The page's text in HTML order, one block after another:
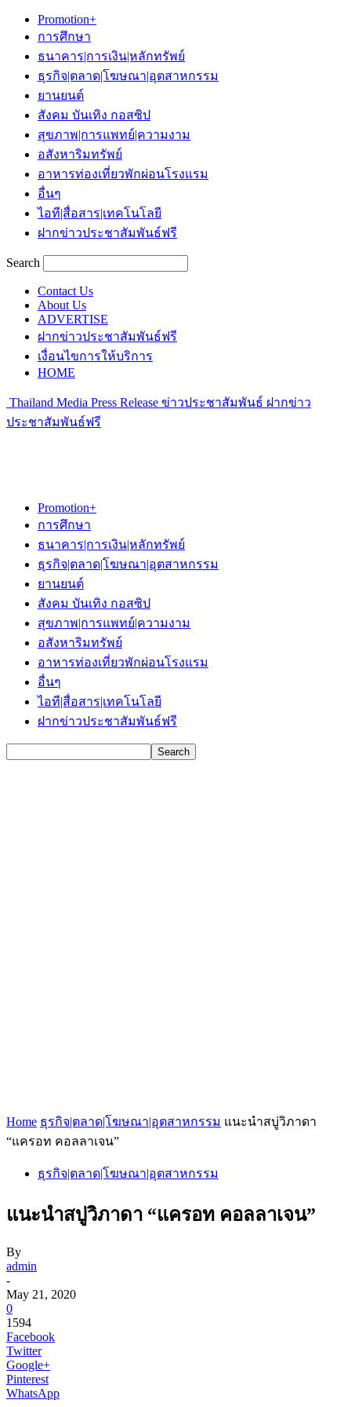
Promotion+
การศึกษา
ธนาคาร|การเงิน|หลักทรัพย์
ธุรกิจ|ตลาด|โฆษณา|อุตสาหกรรม
ยานยนต์
สังคม บันเทิง กอสซิป
สุขภาพ|การแพทย์|ความงาม
อสังหาริมทรัพย์
อาหารท่องเที่ยวพักผ่อนโรงแรม
อื่นๆ
ไอที|สื่อสาร|เทคโนโลยี
ฝากข่าวประชาสัมพันธ์ฟรี
Search
Contact Us
About Us
ADVERTISE
ฝากข่าวประชาสัมพันธ์ฟรี
เงื่อนไขการให้บริการ
HOME
Thailand Media Press Release ข่าวประชาสัมพันธ์ ฝากข่าว
ประชาสัมพันธ์ฟรี
Promotion+
การศึกษา
ธนาคาร|การเงิน|หลักทรัพย์
ธุรกิจ|ตลาด|โฆษณา|อุตสาหกรรม
ยานยนต์
สังคม บันเทิง กอสซิป
สุขภาพ|การแพทย์|ความงาม
อสังหาริมทรัพย์
อาหารท่องเที่ยวพักผ่อนโรงแรม
อื่นๆ
ไอที|สื่อสาร|เทคโนโลยี
ฝากข่าวประชาสัมพันธ์ฟรี
Home ธุรกิจ|ตลาด|โฆษณา|อุตสาหกรรม แนะนำสบู่วิภาดา
“แครอท คอลลาเจน”
ธุรกิจ|ตลาด|โฆษณา|อุตสาหกรรม
แนะนำสบู่วิภาดา “แครอท คอลลาเจน”
By
admin
-
May 21, 2020
0
1594
Facebook
Twitter
Google+
Pinterest
WhatsApp